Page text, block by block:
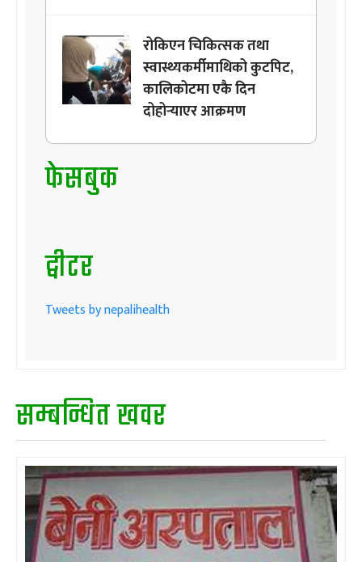
रोकिएन चिकित्सक तथा
स्वास्थ्यकर्मीमाथिको कुटपिट,
कालिकोटमा एकै दिन
दोहोर्‍याएर आक्रमण
फेसबुक
ट्वीटर
Tweets by nepalihealth
सम्बन्धित खवर